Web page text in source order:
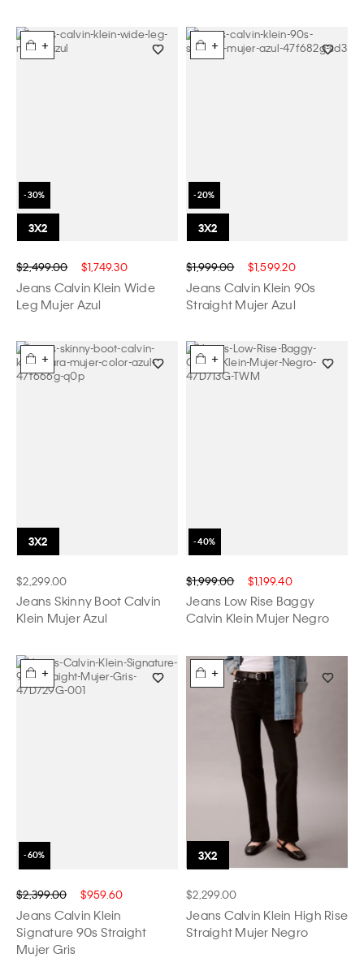
+
$2,499.00 $1,749.30
Jeans Calvin Klein Wide
Leg Mujer Azul
+
$1,999.00 $1,599.20
Jeans Calvin Klein 90s
Straight Mujer Azul
+
$2,299.00
Jeans Skinny Boot Calvin
Klein Mujer Azul
+
$1,999.00 $1,199.40
Jeans Low Rise Baggy
Calvin Klein Mujer Negro
+
$2,399.00 $959.60
Jeans Calvin Klein
Signature 90s Straight
Mujer Gris
+
$2,299.00
Jeans Calvin Klein High Rise
Straight Mujer Negro